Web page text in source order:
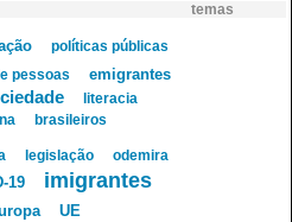
temas
políticas públicas
pessoas emigrantes
literacia
brasileiros
legislação odemira
19 imigrantes
UE